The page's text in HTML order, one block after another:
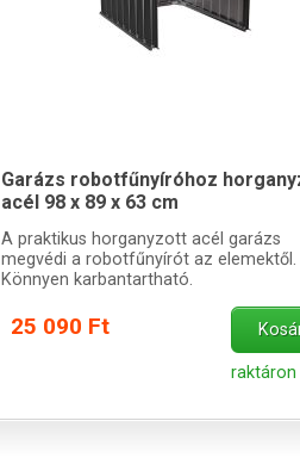
Garázs robotfűnyíróhoz
acél 98 x 89 x 63 cm
A praktikus horganyzott acél garázs
megvédi a robotfűnyírót az elemektől.
Könnyen karbantartható.
25 090 Ft
raktáron